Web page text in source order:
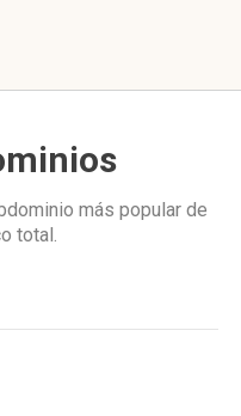
más popular de
total.